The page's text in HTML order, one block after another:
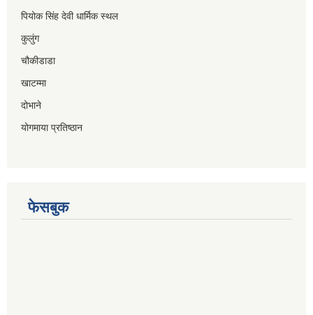
पियोक सिंह देवी धार्मिक स्थल
कुलुंग
चौकीडाडा
खाटम्मा
दोभाने
योगमाया प्रतिष्ठान
फेसबुक